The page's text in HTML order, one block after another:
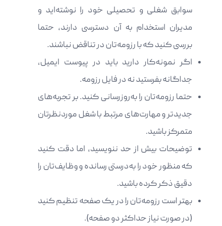
سوابق شغلی و تحصیلی خود را نوشته‌اید و
مدیران استخدام به آن دسترسی دارند، حتما
بررسی کنید که با رزومه‌تان در تناقض نباشند.
اگر نمونه‌کار دارید باید در پیوست ایمیل،
جداگانه بفرستید نه در فایل رزومه.
حتما رزومه‌تان را به‌روزرسانی کنید. بر تجربه‌های
جدیدتر و مهارت‌های مرتبط با شغل موردنظرتان
متمرکز باشید.
توضیحات بیش از حد ننویسید، اما دقت کنید
که منظور خود را به‌درستی رسانده و وظایف‌تان را
دقیق ذکر کرده باشید.
بهتر است رزومه‌تان را در یک صفحه تنظیم کنید
(در صورت نیاز حداکثر دو صفحه).